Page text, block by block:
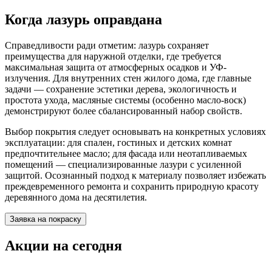
Когда лазурь оправдана
Справедливости ради отметим: лазурь сохраняет
преимущества для наружной отделки, где требуется
максимальная защита от атмосферных осадков и УФ-
излучения. Для внутренних стен жилого дома, где главные
задачи — сохранение эстетики дерева, экологичность и
простота ухода, масляные системы (особенно масло-воск)
демонстрируют более сбалансированный набор свойств.
Выбор покрытия следует основывать на конкретных условиях
эксплуатации: для спален, гостиных и детских комнат
предпочтительнее масло; для фасада или неотапливаемых
помещений — специализированные лазури с усиленной
защитой. Осознанный подход к материалу позволяет избежать
преждевременного ремонта и сохранить природную красоту
деревянного дома на десятилетия.
Заявка на покраску
Акции на сегодня